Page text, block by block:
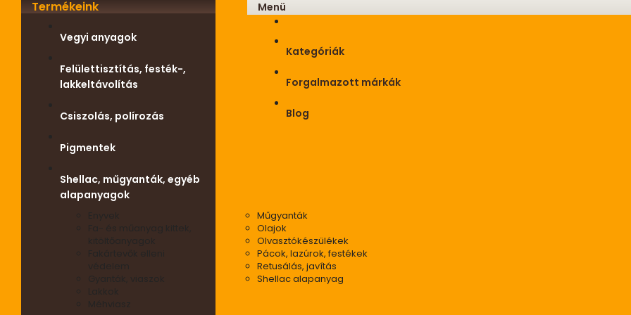
Termékeink
Vegyi anyagok
Felülettisztítás, festék-,
lakkeltávolítás
Csiszolás, polírozás
Pigmentek
Shellac, műgyanták, egyéb
alapanyagok
Enyvek
Fa- és műanyag kittek,
kitöltőanyagok
Fakártevők elleni
Gyanták, viaszok
Lakkok
Méhviasz
Műgyanták
Olajok
Olvasztókészülékek
Pácok, lazúrok, festékek
Retusálás, javítás
Shellac alapanyag
Menü
Kategóriák
Forgalmazott márkák
Blog